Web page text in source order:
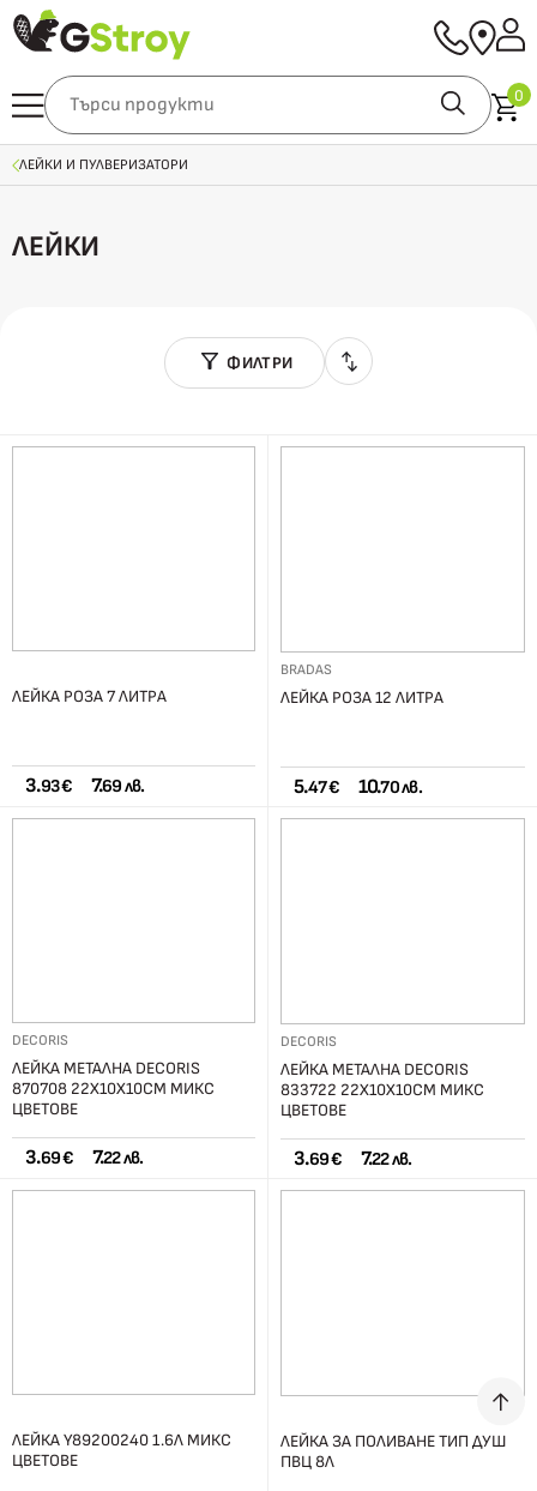
0
ЛЕЙКИ И ПУЛВЕРИЗАТОРИ
ЛЕЙКИ
ФИЛТРИ
ЛЕЙКА РОЗА 7 ЛИТРА
3.93 € 7.69 лв.
BRADAS
ЛЕЙКА РОЗА 12 ЛИТРА
5.47 € 10.70 лв.
DECORIS
ЛЕЙКА МЕТАЛНА DECORIS
870708 22Х10Х10СМ МИКС
ЦВЕТОВЕ
3.69 € 7.22 лв.
DECORIS
ЛЕЙКА МЕТАЛНА DECORIS
833722 22Х10Х10СМ МИКС
ЦВЕТОВЕ
3.69 € 7.22 лв.
ЛЕЙКА Y89200240 1.6Л МИКС
ЦВЕТОВЕ
ЛЕЙКА ЗА ПОЛИВАНЕ ТИП ДУШ
ПВЦ 8Л